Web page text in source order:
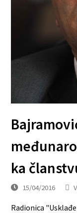
ka
15/04/2016
Radionica